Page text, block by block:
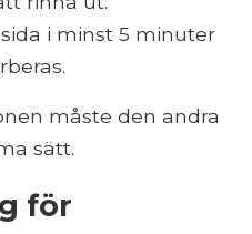
i minst 5 minuter
måste den andra
sätt.
för